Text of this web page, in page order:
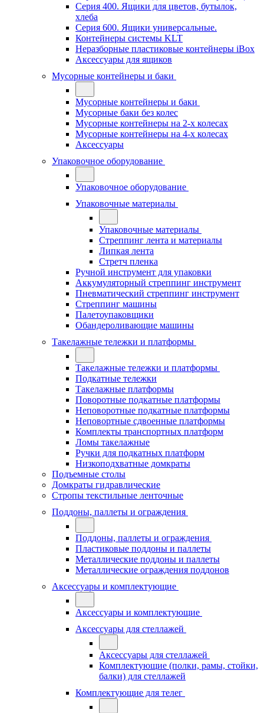
Серия 400. Ящики для цветов, бутылок,
хлеба
Серия 600. Ящики универсальные.
Контейнеры системы KLT
Неразборные пластиковые контейнеры iBox
Аксессуары для ящиков
Мусорные контейнеры и баки
Мусорные контейнеры и баки
Мусорные баки без колес
Мусорные контейнеры на 2-х колесах
Мусорные контейнеры на 4-х колесах
Аксессуары
Упаковочное оборудование
Упаковочное оборудование
Упаковочные материалы
Упаковочные материалы
Стреппинг лента и материалы
Липкая лента
Стретч пленка
Ручной инструмент для упаковки
Аккумуляторный стреппинг инструмент
Пневматический стреппинг инструмент
Стреппинг машины
Палетоупаковщики
Обандероливающие машины
Такелажные тележки и платформы
Такелажные тележки и платформы
Подкатные тележки
Такелажные платформы
Поворотные подкатные платформы
Неповоротные подкатные платформы
Неповортные сдвоенные платформы
Комплекты транспортных платформ
Ломы такелажные
Ручки для подкатных платформ
Низкоподхватные домкраты
Подъемные столы
Домкраты гидравлические
Стропы текстильные ленточные
Поддоны, паллеты и ограждения
Поддоны, паллеты и ограждения
Пластиковые поддоны и паллеты
Металлические поддоны и паллеты
Металлические ограждения поддонов
Аксессуары и комплектующие
Аксессуары и комплектующие
Аксессуары для стеллажей
Аксессуары для стеллажей
Комплектующие (полки, рамы, стойки,
балки) для стеллажей
Комплектующие для телег